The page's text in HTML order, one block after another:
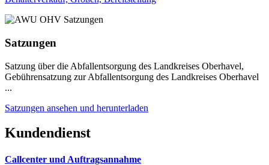
Satzungen
Satzung über die Abfallentsorgung des Landkreises Oberhavel,
Gebührensatzung zur Abfallentsorgung des Landkreises Oberhavel
...
Satzungen ansehen und herunterladen
Kundendienst
Callcenter und Auftragsannahme